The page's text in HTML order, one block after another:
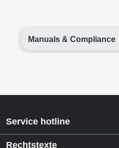
Manuals & Compliance
Service hotline
Rechtstexte